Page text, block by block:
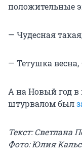
положительные
— Чудесная
— Тетушка
А на Новый год в
штурвалом был
Текст: Светлана
Фото: Юлия